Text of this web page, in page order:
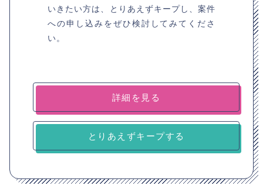
いきたい方は、とりあえずキープし、案件
への申し込みをぜひ検討してみてくださ
い。
詳細を見る
とりあえずキープする